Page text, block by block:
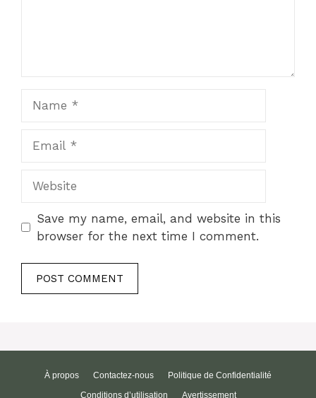
Save my name, email, and website in this
browser for the next time I comment.
À propos Contactez-nous
Politique de Confidentialité
Conditions d’utilisation
Avertissement